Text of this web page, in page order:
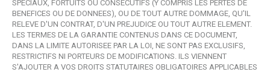
SPECIAUX, FORTUITS OU CONSECUTIFS (Y COMPRIS LES PERTES DE
BENEFICES OU DE DONNEES), OU DE TOUT AUTRE DOMMAGE, QU'IL
RELEVE D'UN CONTRAT, D'UN PREJUDICE OU TOUT AUTRE ELEMENT.
LES TERMES DE LA GARANTIE CONTENUS DANS CE DOCUMENT,
DANS LA LIMITE AUTORISEE PAR LA LOI, NE SONT PAS EXCLUSIFS,
RESTRICTIFS NI PORTEURS DE MODIFICATIONS. ILS VIENNENT
S'AJOUTER A VOS DROITS STATUTAIRES OBLIGATOIRES APPLICABLES